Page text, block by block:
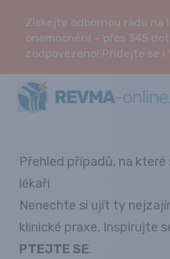
Získejte odbornou radu na
onemocnění – přes 345
zodpovězeno! Přidejte se i
Přehled případů, na
lékaři
Nenechte si ujít ty
klinické praxe. Inspirujte
PTEJTE SE.